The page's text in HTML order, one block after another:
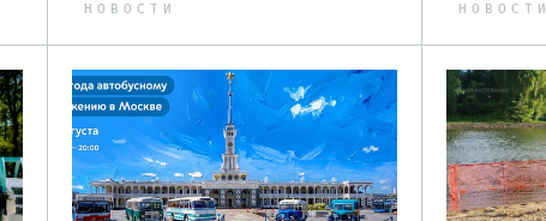
НОВОСТИ НОВОСТИ